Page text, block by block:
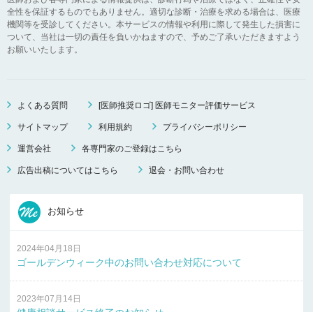
全性を保証するものでもありません。適切な診断・治療を求める場合は、医療
機関等を受診してください。本サービスの情報や利用に際して発生した損害に
ついて、当社は一切の責任を負いかねますので、予めご了承いただきますよう
お願いいたします。
よくある質問 [医師推奨ロゴ] 医師モニター評価サービス
サイトマップ 利用規約 プライバシーポリシー
運営会社 各専門家のご登録はこちら
広告出稿についてはこちら 退会・お問い合わせ
お知らせ
2024年04月18日
ゴールデンウィーク中のお問い合わせ対応について
2023年07月14日